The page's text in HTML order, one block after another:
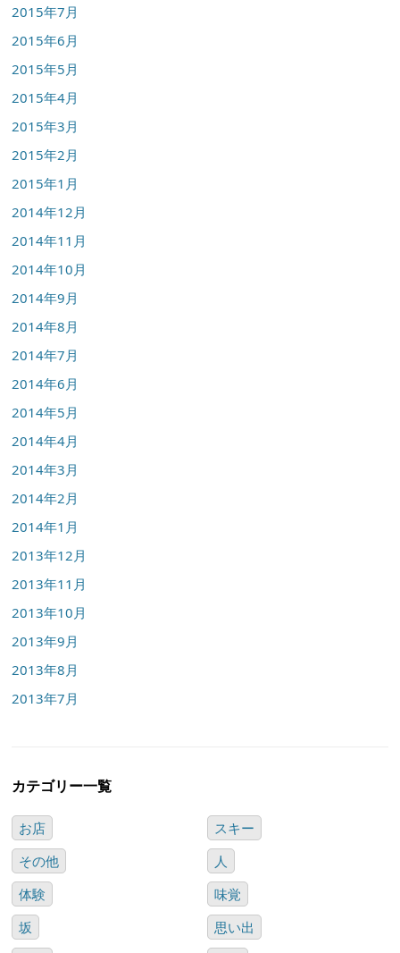
2015年7月
2015年6月
2015年5月
2015年4月
2015年3月
2015年2月
2015年1月
2014年12月
2014年11月
2014年10月
2014年9月
2014年8月
2014年7月
2014年6月
2014年5月
2014年4月
2014年3月
2014年2月
2014年1月
2013年12月
2013年11月
2013年10月
2013年9月
2013年8月
2013年7月
カテゴリー一覧
お店
スキー
その他
人
体験
味覚
坂
思い出